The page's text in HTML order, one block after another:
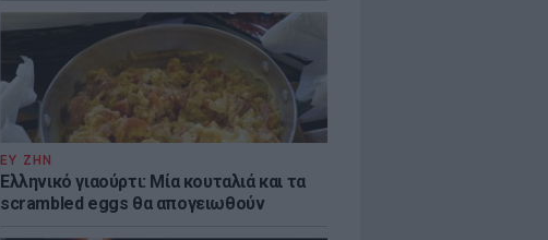
ΕΥ ΖΗΝ
Ελληνικό γιαούρτι: Μία κουταλιά και τα
scrambled eggs θα απογειωθούν